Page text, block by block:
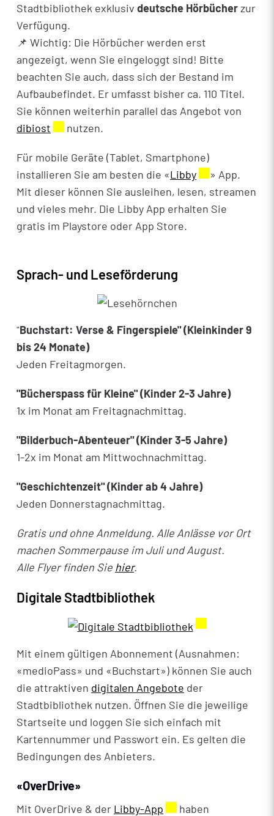
Stadtbibliothek exklusiv deutsche Hörbücherzur
Verfügung.
📌 Wichtig: Die Hörbücher werden erst
angezeigt, wenn Sie eingeloggt sind! Bitte
beachten Sie auch, dass sich der Bestand im
Aufbaubefindet. Er umfasst bisher ca. 110 Titel.
Sie können weiterhin parallel das Angebot von
dibiost Externer Link wird in einem neuen Fenster
nutzen.
Für mobile Geräte (Tablet, Smartphone)
installieren Sie am besten die «Libby Externer Link
» App.
Mit dieser können Sie ausleihen, lesen, streamen
und vieles mehr. Die Libby App erhalten Sie
gratis im Playstore oder App Store.
Sprach- und Leseförderung
"Buchstart: Verse & Fingerspiele" (Kleinkinder 9
bis 24 Monate)
Jeden Freitagmorgen.
"Bücherspass für Kleine" (Kinder 2-3 Jahre)
1x im Monat am Freitagnachmittag.
"Bilderbuch-Abenteuer" (Kinder 3-5 Jahre)
1-2x im Monat am Mittwochnachmittag.
"Geschichtenzeit" (Kinder ab 4 Jahre)
Jeden Donnerstagnachmittag.
Gratis und ohne Anmeldung. Alle Anlässe vor Ort
machen Sommerpause im Juli und August.
Alle Flyer finden Sie hier.
Digitale Stadtbibliothek
Mit einem gültigen Abonnement (Ausnahmen:
«medioPass» und «Buchstart») können Sie auch
die attraktiven digitalen Angebote der
Stadtbibliothek nutzen. Öffnen Sie die jeweilige
Startseite und loggen Sie sich einfach mit
Kartennummer und Passwort ein. Es gelten die
Bedingungen des Anbieters.
«OverDrive»
Mit OverDrive & der Libby-App Externer Link wird in
haben